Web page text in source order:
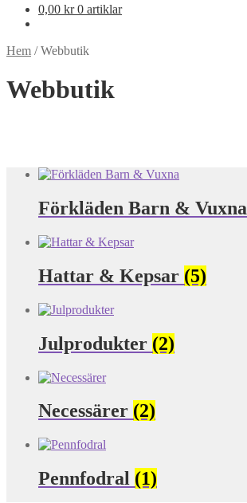
0,00 kr 0 artiklar
Hem /Webbutik
Webbutik
Förkläden Barn & Vuxna
Hattar & Kepsar (5)
Julprodukter (2)
Necessärer (2)
Pennfodral (1)